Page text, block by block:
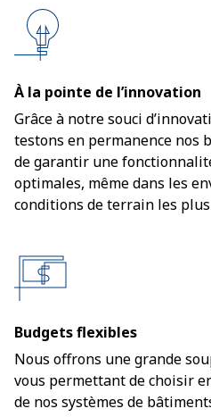
À la pointe de l’innovation
Grâce à notre souci
testons en permanence
de garantir une
optimales, même dans les
conditions de terrain les
Budgets flexibles
Nous offrons une grande
vous permettant de choisir
de nos systèmes de